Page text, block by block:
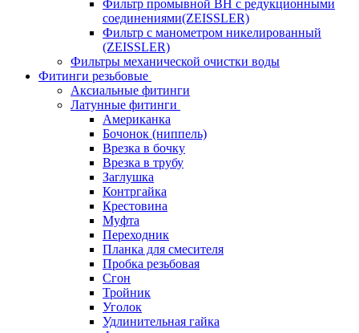
Фильтр промывной ВН с редукционными
соединениями(ZEISSLER)
Фильтр с манометром никелированный
(ZEISSLER)
Фильтры механической очистки воды
Фитинги резьбовые
Аксиальные фитинги
Латунные фитинги
Американка
Бочонок (ниппель)
Врезка в бочку
Врезка в трубу
Заглушка
Контргайка
Крестовина
Муфта
Переходник
Планка для смесителя
Пробка резьбовая
Сгон
Тройник
Уголок
Удлинительная гайка